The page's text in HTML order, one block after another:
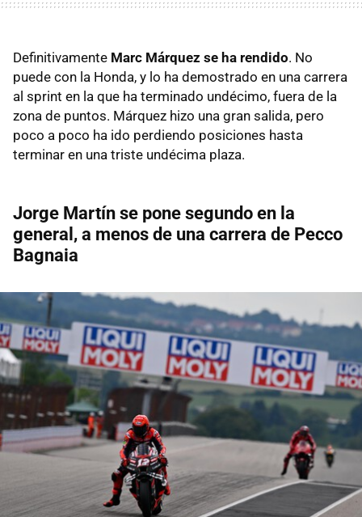
Definitivamente Marc Márquez se ha rendido. No
puede con la Honda, y lo ha demostrado en una carrera
al sprint en la que ha terminado undécimo, fuera de la
zona de puntos. Márquez hizo una gran salida, pero
poco a poco ha ido perdiendo posiciones hasta
terminar en una triste undécima plaza.
Jorge Martín se pone segundo en la
general, a menos de una carrera de Pecco
Bagnaia